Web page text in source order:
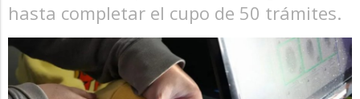
hasta completar el cupo de 50 trámites.